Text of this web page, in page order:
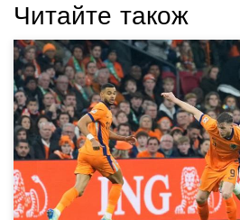
Читайте також